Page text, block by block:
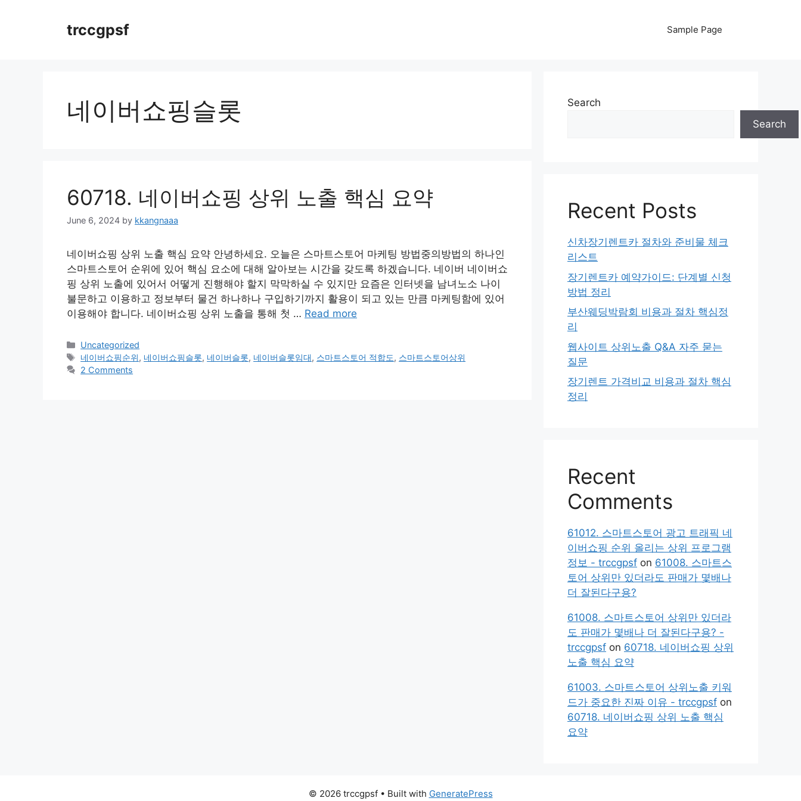
trccgpsf Sample Page
네이버쇼핑슬롯
60718. 네이버쇼핑 상위 노출 핵심 요약
June 6, 2024 by kkangnaaa
네이버쇼핑 상위 노출 핵심 요약 안녕하세요. 오늘은 스마트스토어 마케팅 방법중의방법의 하나인
스마트스토어 순위에 있어 핵심 요소에 대해 알아보는 시간을 갖도록 하겠습니다. 네이버 네이버쇼
핑 상위 노출에 있어서 어떻게 진행해야 할지 막막하실 수 있지만 요즘은 인터넷을 남녀노소 나이
불문하고 이용하고 정보부터 물건 하나하나 구입하기까지 활용이 되고 있는 만큼 마케팅함에 있어
이용해야 합니다. 네이버쇼핑 상위 노출을 통해 첫 … Read more
Categories
Uncategorized
Tags
네이버쇼핑순위, 네이버쇼핑슬롯, 네이버슬롯, 네이버슬롯임대, 스마트스토어 적합도, 스마트스토어상위
2 Comments
Search
Search
Recent Posts
신차장기렌트카 절차와 준비물 체크
리스트
장기렌트카 예약가이드: 단계별 신청
방법 정리
부산웨딩박람회 비용과 절차 핵심정
리
웹사이트 상위노출 Q&A 자주 묻는
질문
장기렌트 가격비교 비용과 절차 핵심
정리
Recent
Comments
61012. 스마트스토어 광고 트래픽 네
이버쇼핑 순위 올리는 상위 프로그램
정보 - trccgpsf on 61008. 스마트스
토어 상위만 있더라도 판매가 몇배나
더 잘된다구용?
61008. 스마트스토어 상위만 있더라
도 판매가 몇배나 더 잘된다구용? -
trccgpsf on 60718. 네이버쇼핑 상위
노출 핵심 요약
61003. 스마트스토어 상위노출 키워
드가 중요한 진짜 이유 - trccgpsf on
60718. 네이버쇼핑 상위 노출 핵심
요약
© 2026 trccgpsf• Built with GeneratePress